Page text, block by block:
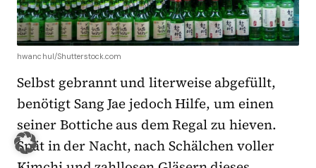
hwanchul/Shutterstock.com
Selbst gebrannt und literweise abgefüllt,
benötigt Sang Jae jedoch Hilfe, um einen
seiner Bottiche aus dem Regal zu hieven.
Spät in der Nacht, nach Schälchen voller